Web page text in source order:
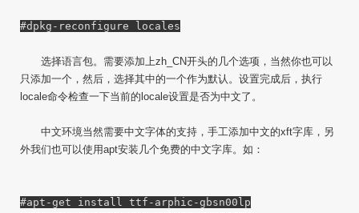
#dpkg-reconfigure locales
选择语言包。需要添加上zh_CN开头的几个选项，当然你也可以
只添加一个，然后，选择其中的一个作为默认。设置完成后，执行
locale命令检查一下当前的locale设置是否为中文了。
中文环境当然需要中文字体的支持，手工添加中文的xft字库，另
外我们也可以使用apt安装几个免费的中文字库。如：
#apt-get install ttf-arphic-gbsn00lp